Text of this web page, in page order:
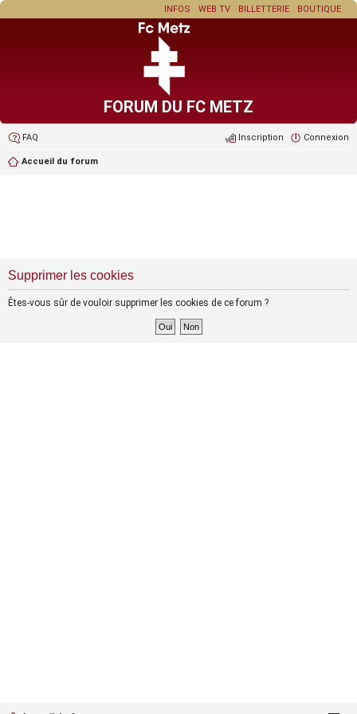
BOUTIQUE
BILLETTERIE
WEB TV
INFOS
FORUM DU FC METZ
FAQ Connexion
Inscription
Accueil du forum
Supprimer les cookies
Êtes-vous sûr de vouloir supprimer les cookies de ce forum ?